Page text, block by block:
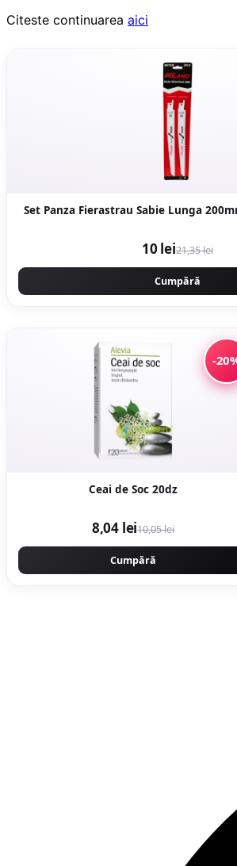
Citeste continuarea aici
Set Panza Fierastrau Sabie Lunga
10 lei21,35 lei
Cumpără
-
Ceai de Soc 20dz
8,04 lei10,05 lei
Cumpără